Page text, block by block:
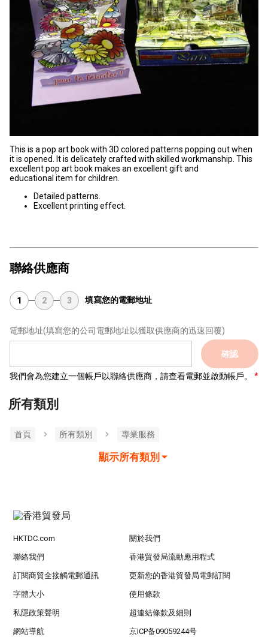
This is a pop art book with 3D colored patterns popping out when
it is opened. It is delicately crafted with skilled workmanship. This
excellent pop art book makes an excellent gift and
educational item for children.
Detailed patterns.
Excellent printing effect.
聯絡供應商
1 2 3 填寫您的電郵地址
電郵地址(填寫您的公司電郵地址以獲取供應商的迅速回覆)
確認
我們會為您建立一個帳戶以聯絡供應商，請查看電郵並啟動帳戶。
所有類別
首頁 所有類別 專業服務
顯示所有類別
HKTDC.com 關於我們
聯絡我們 香港貿發局流動應用程式
訂閱商貿全接觸電郵通訊 更新您的香港貿發局電郵訂閱
字體大小 使用條款
私隱政策聲明 超連結條款及細則
網站導航 京ICP备09059244号